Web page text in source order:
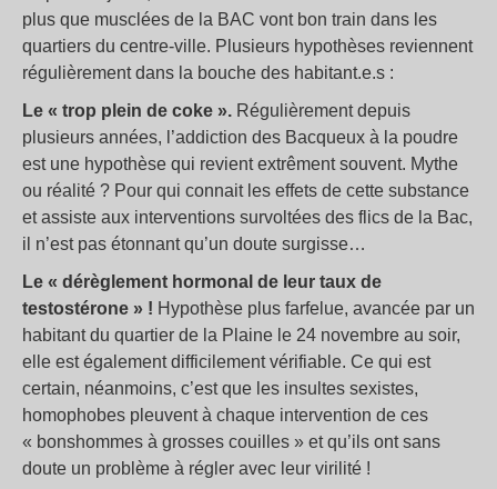
plus que musclées de la BAC vont bon train dans les
quartiers du centre-ville. Plusieurs hypothèses reviennent
régulièrement dans la bouche des habitant.e.s :
Le « trop plein de coke ». Régulièrement depuis
plusieurs années, l’addiction des Bacqueux à la poudre
est une hypothèse qui revient extrêment souvent. Mythe
ou réalité ? Pour qui connait les effets de cette substance
et assiste aux interventions survoltées des flics de la Bac,
il n’est pas étonnant qu’un doute surgisse…
Le « dérèglement hormonal de leur taux de
testostérone » ! Hypothèse plus farfelue, avancée par un
habitant du quartier de la Plaine le 24 novembre au soir,
elle est également difficilement vérifiable. Ce qui est
certain, néanmoins, c’est que les insultes sexistes,
homophobes pleuvent à chaque intervention de ces
« bonshommes à grosses couilles » et qu’ils ont sans
doute un problème à régler avec leur virilité !